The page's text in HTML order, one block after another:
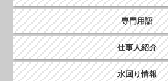
専門用語
仕事人紹介
水回り情報